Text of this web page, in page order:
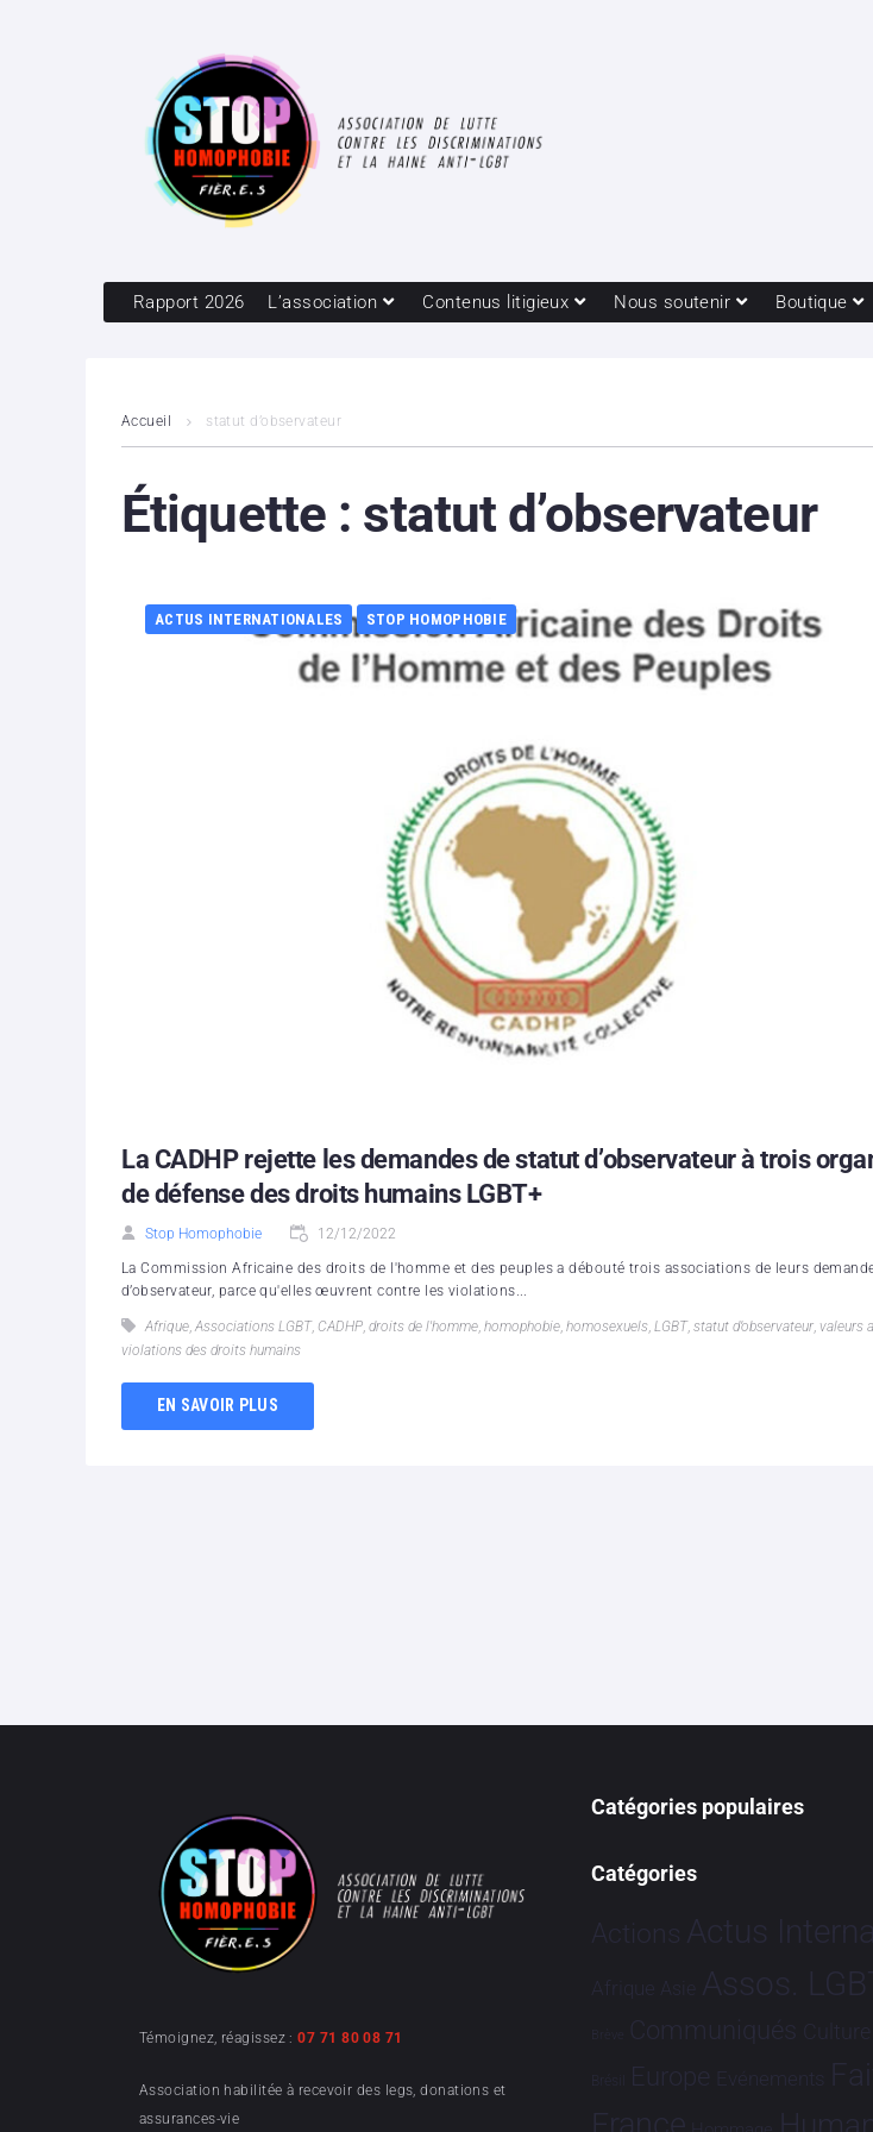
Rapport 2026 L’association Contenus litigieux Nous soutenir Boutique
Accueil statut d’observateur
Étiquette : statut d’observateur
ACTUS INTERNATIONALES STOP HOMOPHOBIE
La CADHP rejette les demandes de statut d’observateur à trois
de défense des droits humains LGBT+
Stop Homophobie 12/12/2022
La Commission Africaine des droits de l'homme et des peuples a débouté trois associations de leurs
d’observateur, parce qu'elles œuvrent contre les violations...
Afrique, Associations LGBT, CADHP, droits de l'homme, homophobie, homosexuels, LGBT, statut d’observateur, valeurs
violations des droits humains
EN SAVOIR PLUS
Témoignez, réagissez :07 71 80 08 71
Association habilitée à recevoir des legs, donations et
assurances-vie
Catégories populaires
Catégories
Actions Actus
Afrique Asie Assos.
Brève Communiqués Culture
Brésil Europe Evénements